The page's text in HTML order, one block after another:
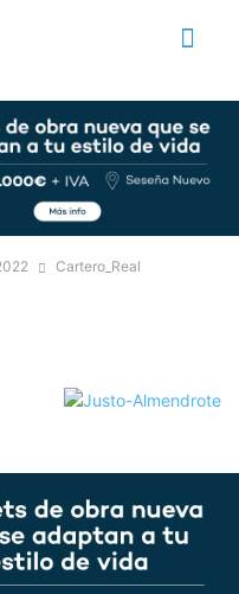
Cartero_Real